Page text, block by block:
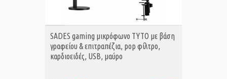
ΑΓΟΡΑ
SADES gaming μικρόφωνο TYTO με βάση
γραφείου & επιτραπέζια, pop φίλτρο,
καρδιοειδές, USB, μαύρο